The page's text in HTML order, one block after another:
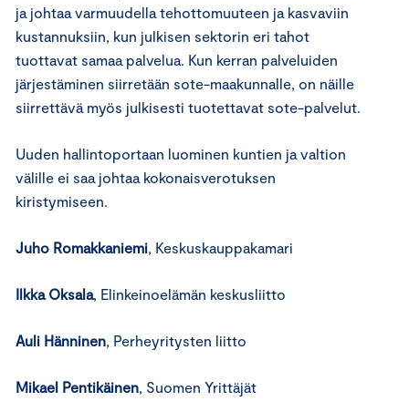
ja johtaa varmuudella tehottomuuteen ja kasvaviin
kustannuksiin, kun julkisen sektorin eri tahot
tuottavat samaa palvelua. Kun kerran palveluiden
järjestäminen siirretään sote-maakunnalle, on näille
siirrettävä myös julkisesti tuotettavat sote-palvelut.
Uuden hallintoportaan luominen kuntien ja valtion
välille ei saa johtaa kokonaisverotuksen
kiristymiseen.
Juho Romakkaniemi, Keskuskauppakamari
Ilkka Oksala, Elinkeinoelämän keskusliitto
Auli Hänninen, Perheyritysten liitto
Mikael Pentikäinen, Suomen Yrittäjät